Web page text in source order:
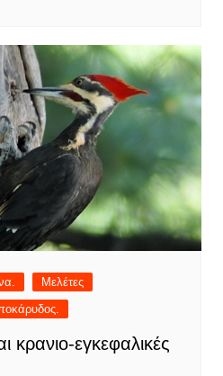
Μελέτες
κρανιο-εγκεφαλικές